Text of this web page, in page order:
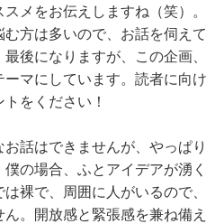
メをお伝えしますね（笑）。
方は多いので、お話を伺えて
後になりますが、この企画、
ーマにしています。読者に向け
をください！
お話はできませんが、やっぱり
の場合、ふとアイデアが湧く
裸で、周囲に人がいるので、
。開放感と緊張感を兼ね備え